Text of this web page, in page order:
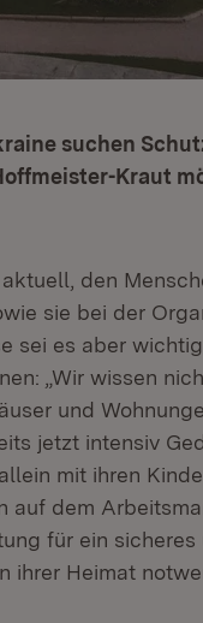
suchen
Kraut
den
sie bei der
sei es aber
„Wir wissen
und
jetzt intensiv
mit ihren
auf dem
für ein
ihrer Heimat